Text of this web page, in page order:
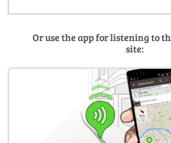
Missione 4 Componente 1, CUP
Space and Time in Oral
Or use the app for listening to
site: